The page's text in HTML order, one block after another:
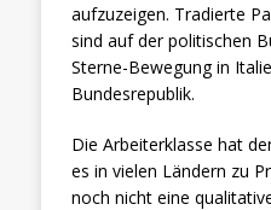
aufzuzeigen. Tradierte
sind auf der politischen
Sterne-Bewegung in
Bundesrepublik.
Die Arbeiterklasse hat
es in vielen Ländern zu
noch nicht eine